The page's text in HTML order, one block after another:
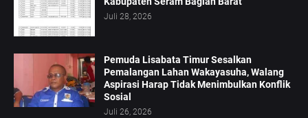
Juli 28, 2026
Pemuda Lisabata Timur Sesalkan
Pemalangan Lahan Wakayasuha, Walang
Aspirasi Harap Tidak Menimbulkan Konflik
Sosial
Juli 26, 2026